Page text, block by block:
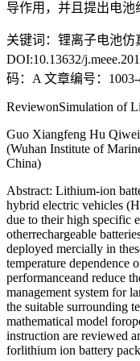
导作用，并且提出电池
关键词：锂离子电池仿
DOI:10.13632/
码：A 文章编号：1003-
ReviewonSimulation of
Guo Xiangfeng Hu
(Wuhan Institute of
China)
Abstract: Lithium-ion
hybrid electric vehicles
due to their high specific
otherrechargeable
deployed mercially in
temperature dependence
performanceand reduce
management system for
the suitable surrounding
mathematical model
instruction are reviewed
forlithium ion battery